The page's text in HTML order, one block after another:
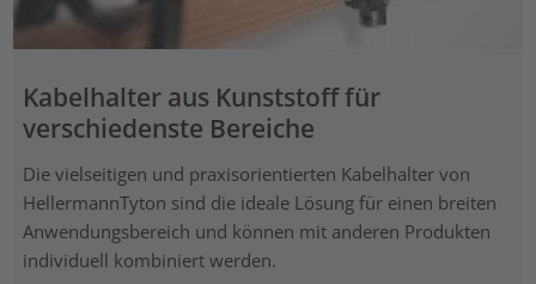
Kabelhalter aus Kunststoff für
verschiedenste Bereiche
Die vielseitigen und praxisorientierten Kabelhalter von
HellermannTyton sind die ideale Lösung für einen breiten
Anwendungsbereich und können mit anderen Produkten
individuell kombiniert werden.